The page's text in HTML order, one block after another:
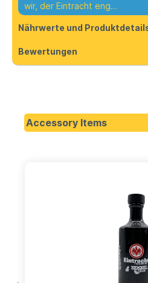
wir, der Eintracht eng…
Nährwerte und
Bewertungen
Accessory Items